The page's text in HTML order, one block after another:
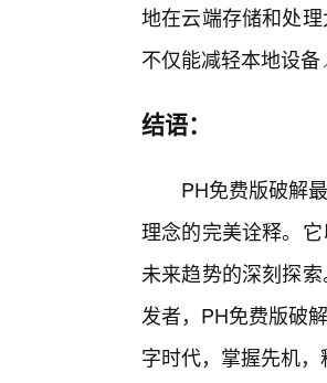
地在云端存储和处
不仅能减轻本地设
结语：
PH免费版破解
理念的完美诠释。
未来趋势的深刻探
发者，PH免费版破
字时代，掌握先机